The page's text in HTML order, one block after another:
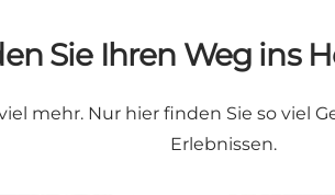
Sie Ihren Weg ins
mehr. Nur hier finden Sie so viel
Erlebnissen.